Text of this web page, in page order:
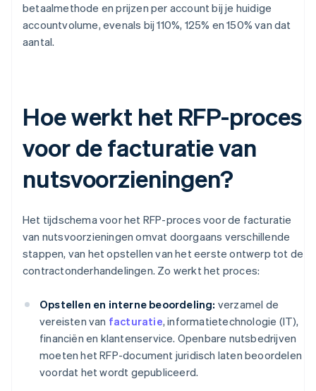
betaalmethode en prijzen per account bij je huidige
accountvolume, evenals bij 110%, 125% en 150% van dat
aantal.
Hoe werkt het RFP-proces
voor de facturatie van
nutsvoorzieningen?
Het tijdschema voor het RFP-proces voor de facturatie
van nutsvoorzieningen omvat doorgaans verschillende
stappen, van het opstellen van het eerste ontwerp tot de
contractonderhandelingen. Zo werkt het proces:
Opstellen en interne beoordeling: verzamel de
vereisten van facturatie, informatietechnologie (IT),
financiën en klantenservice. Openbare nutsbedrijven
moeten het RFP-document juridisch laten beoordelen
voordat het wordt gepubliceerd.